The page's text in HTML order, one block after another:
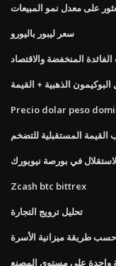
على معدل نمو المبيعات
سعر ليبور باليورو
المنخفضة والاقتصاد
الذهبية + القيمة
Precio dolar peso
المستقبلية للتضخم
في بورصة نيويورك
Zcash btc bittrex
تحليل ترويج التجارة
طريقة ميزانية الأسرة
واحدة على مستوى المصنع